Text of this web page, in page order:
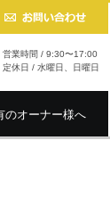
営業時間 / 9:30〜17:00
定休日 / 水曜日、日曜日
のオーナー様へ